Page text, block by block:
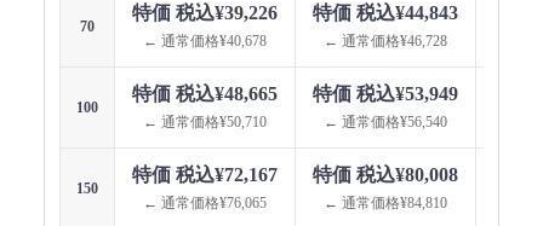
70
特価 税込¥39,226
← 通常価格¥40,678
特価 税込¥44,843
← 通常価格¥46,728
100
特価 税込¥48,665
← 通常価格¥50,710
特価 税込¥53,949
← 通常価格¥56,540
150
特価 税込¥72,167
← 通常価格¥76,065
特価 税込¥80,008
← 通常価格¥84,810